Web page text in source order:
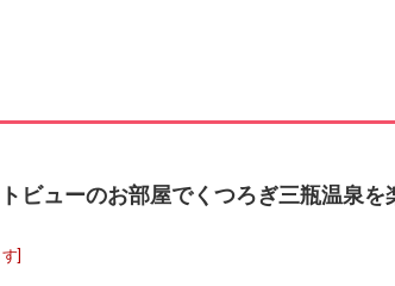
ビューのお部屋でくつろぎ三瓶温泉を
]